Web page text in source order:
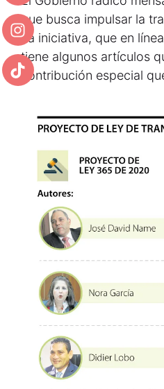
que busca impulsar la
La iniciativa, que en
tiene algunos artículos
contribución especial